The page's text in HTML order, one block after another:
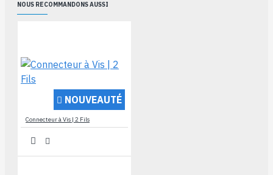
NOUS RECOMMANDONS AUSSI
NOUVEAUTÉ
Connecteur à Vis | 2 Fils